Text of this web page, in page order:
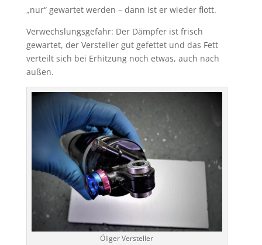
„nur“ gewartet werden – dann ist er wieder flott.
Verwechslungsgefahr: Der Dämpfer ist frisch
gewartet, der Versteller gut gefettet und das Fett
verteilt sich bei Erhitzung noch etwas, auch nach
außen.
Öliger Versteller